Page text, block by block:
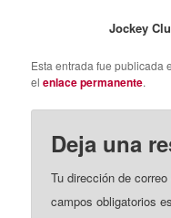
Jockey
Esta entrada fue publicada
elenlace permanente.
Deja una
Tu dirección de
campos obligatorios